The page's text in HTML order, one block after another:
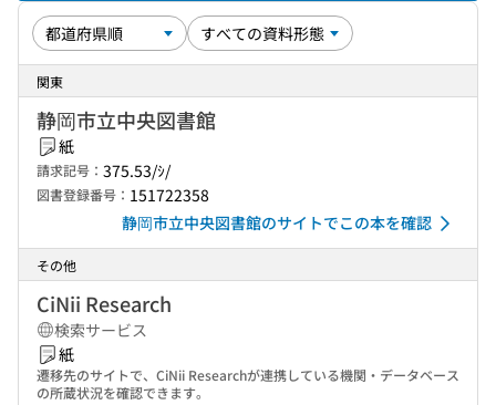
関東
静岡市立中央図書館
紙
請求記号： 375.53/ｼ/
図書登録番号： 151722358
静岡市立中央図書館のサイトでこの本を確認
その他
CiNii Research
検索サービス
紙
遷移先のサイトで、CiNii Researchが連携している機関・データベース
の所蔵状況を確認できます。